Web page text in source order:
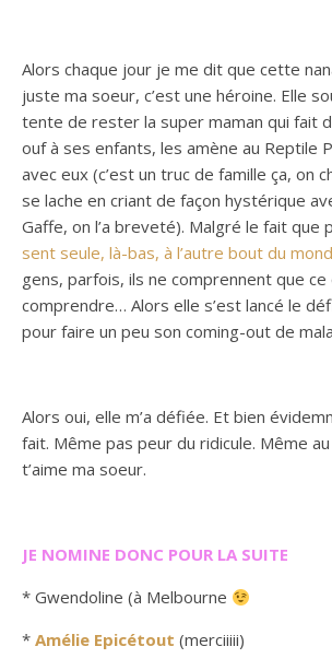
Alors chaque jour je me dit que cette
juste ma soeur, c’est une héroine. Elle
tente de rester la super maman qui fait
ouf à ses enfants, les amène au Reptile
avec eux (c’est un truc de famille ça, on
se lache en criant de façon hystérique
Gaffe, on l’a breveté). Malgré le fait que
sent seule, là-bas, à l’autre bout du
gens, parfois, ils ne comprennent que ce
comprendre… Alors elle s’est lancé le
pour faire un peu son coming-out de
Alors oui, elle m’a défiée. Et bien
fait. Même pas peur du ridicule. Même
t’aime ma soeur.
JE NOMINE DONC POUR LA SUITE
* Gwendoline (à Melbourne
* Amélie Epicétout (merciiiii)